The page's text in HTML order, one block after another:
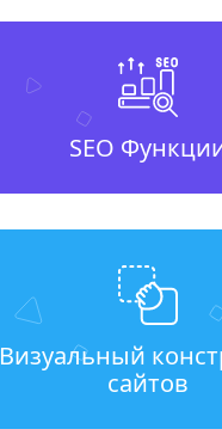
SEO
Визуальный
сайтов